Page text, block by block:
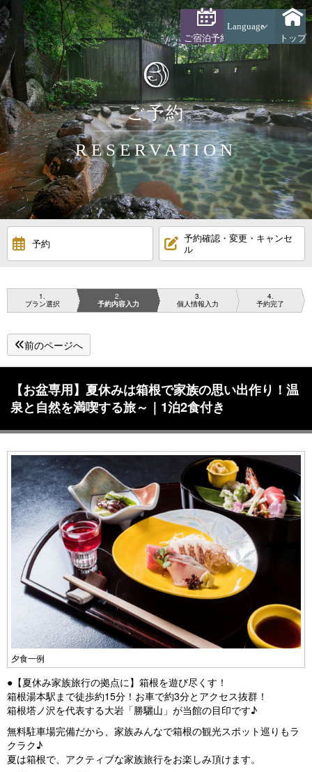
ご宿泊予約
Language
トップ
ご予約
RESERVATION
予約
予約確認・変更・キャンセ
ル
1
プラン選択
2
予約内容入力
3
個人情報入力
4
予約完了
前のページへ
【お盆専用】夏休みは箱根で家族の思い出作り！温
泉と自然を満喫する旅～｜1泊2食付き
夕食一例
●【夏休み家族旅行の拠点に】箱根を遊び尽くす！
箱根湯本駅まで徒歩約15分！お車で約3分とアクセス抜群！
箱根塔ノ沢を代表する大岩「勝驪山」が当館の目印です♪
無料駐車場完備だから、家族みんなで箱根の観光スポット巡りもラ
クラク♪
夏は箱根で、アクティブな家族旅行をお楽しみ頂けます。